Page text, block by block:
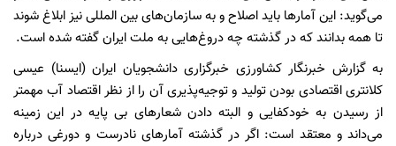
می‌گوید: این آمارها باید اصلاح و به سازمان‌های بین المللی نیز ابلاغ شوند
تا همه بدانند که در گذشته چه دروغ‌هایی به ملت ایران گفته شده است.
به گزارش خبرنگار کشاورزی خبرگزاری دانشجویان ایران (ایسنا) عیسی
کلانتری اقتصادی بودن تولید و توجیه‌پذیری آن را از نظر اقتصاد آب مهمتر
از رسیدن به خودکفایی و البته دادن شعارهای بی پایه در این زمینه
می‌داند و معتقد است: اگر در گذشته آمارهای نادرست و دورغی درباره